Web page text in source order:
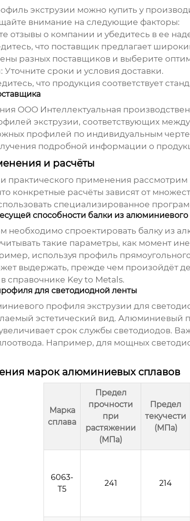
экструзии можно купить у
внимание на следующие факторы:
отзывы о компании и убедитесь в ее
что поставщик предлагает
разных поставщиков и выберите
Уточните сроки и условия доставки.
что продукция соответствует
ООО Интеллектуальная
экструзии, соответствующих
профилей по индивидуальным
подробной информации о
и расчёты
практического применения рассмотрим
конкретные расчёты зависят от
специализированное
способности балки из
необходимо спроектировать балку из
такие параметры, как момент
используя профиль
выдержать, прежде чем произойдёт
справочнике Key to Metals.
для светодиодной ленты
профиля экструзии для
эстетический вид. Алюминиевый
увеличивает срок службы светодиодов.
Например, для мощных
марок алюминиевых сплавов
Марка
сплава
Предел
прочности
при
растяжении
(МПа)
Предел
текучести
(МПа)
6063-
T5
241 214